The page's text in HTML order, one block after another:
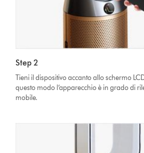
Step 2
Tieni il dispositivo accanto allo schermo
questo modo l’apparecchio è in grado di
mobile.